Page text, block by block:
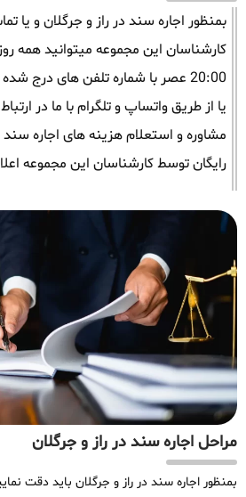
بمنظور اجاره سند در راز و جرگلان و یا
20:00 عصر با شماره تلفن های درج
یا از طریق واتساپ و تلگرام با ما در
مشاوره و استعلام هزینه های اجاره
رایگان توسط کارشناسان این مجموعه
مراحل اجاره سند در راز و جرگلان
بمنظور اجاره سند در راز و جرگلان باید دقت